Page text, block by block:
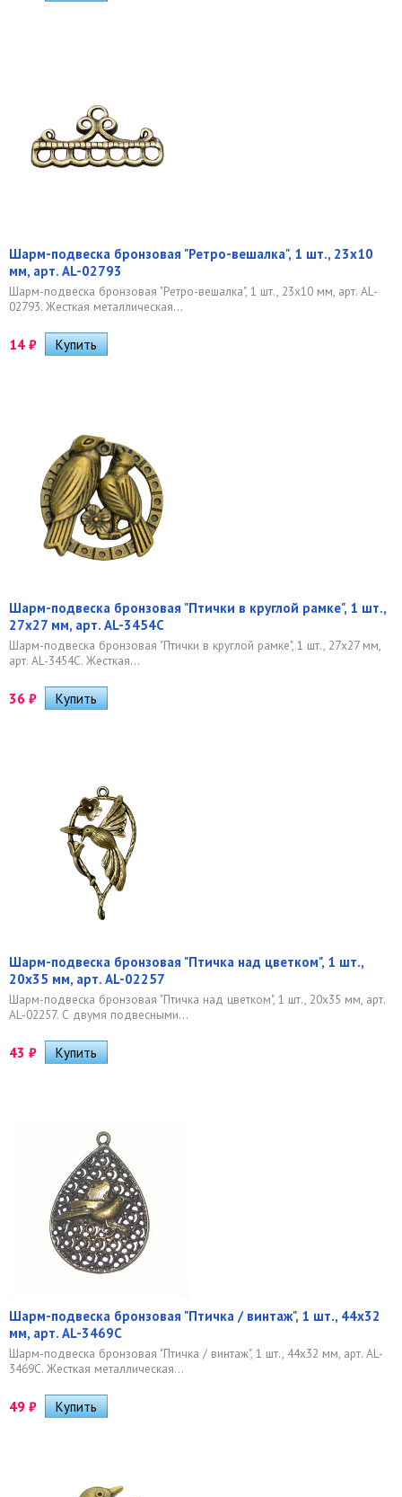
Шарм-подвеска бронзовая "Ретро-вешалка", 1 шт., 23х10
мм, арт. AL-02793
Шарм-подвеска бронзовая "Ретро-вешалка", 1 шт., 23х10 мм, арт. AL-
02793. Жесткая металлическая...
14 ₽
Шарм-подвеска бронзовая "Птички в круглой рамке", 1 шт.,
27х27 мм, арт. AL-3454C
Шарм-подвеска бронзовая "Птички в круглой рамке", 1 шт., 27х27 мм,
арт. AL-3454C. Жесткая...
36 ₽
Шарм-подвеска бронзовая "Птичка над цветком", 1 шт.,
20х35 мм, арт. AL-02257
Шарм-подвеска бронзовая "Птичка над цветком", 1 шт., 20х35 мм, арт.
AL-02257. С двумя подвесными...
43 ₽
Шарм-подвеска бронзовая "Птичка / винтаж", 1 шт., 44х32
мм, арт. AL-3469С
Шарм-подвеска бронзовая "Птичка / винтаж", 1 шт., 44х32 мм, арт. AL-
3469С. Жесткая металлическая...
49 ₽